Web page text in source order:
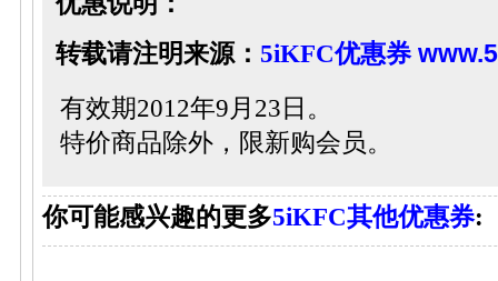
转载请注明来源： 5iKFC优惠券
有效期2012年9月23日。
特价商品除外，限新购会员。
你可能感兴趣的更多5iKFC其他优惠券: